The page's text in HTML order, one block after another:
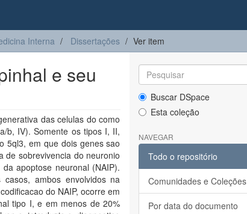
Interna Dissertações Ver item
e seu
das celulas do como
b, IV). Somente os tipos I, II,
5ql3, em que dois genes sao
de sobrevivencia do neuronio
apoptose neuronal (NAIP).
ambos envolvidos na
do NAIP, ocorre em
tipo I, e em menos de 20%
Buscar DSpace
Esta coleção
NAVEGAR
Todo o repositório
Comunidades e Coleções
Por data do documento